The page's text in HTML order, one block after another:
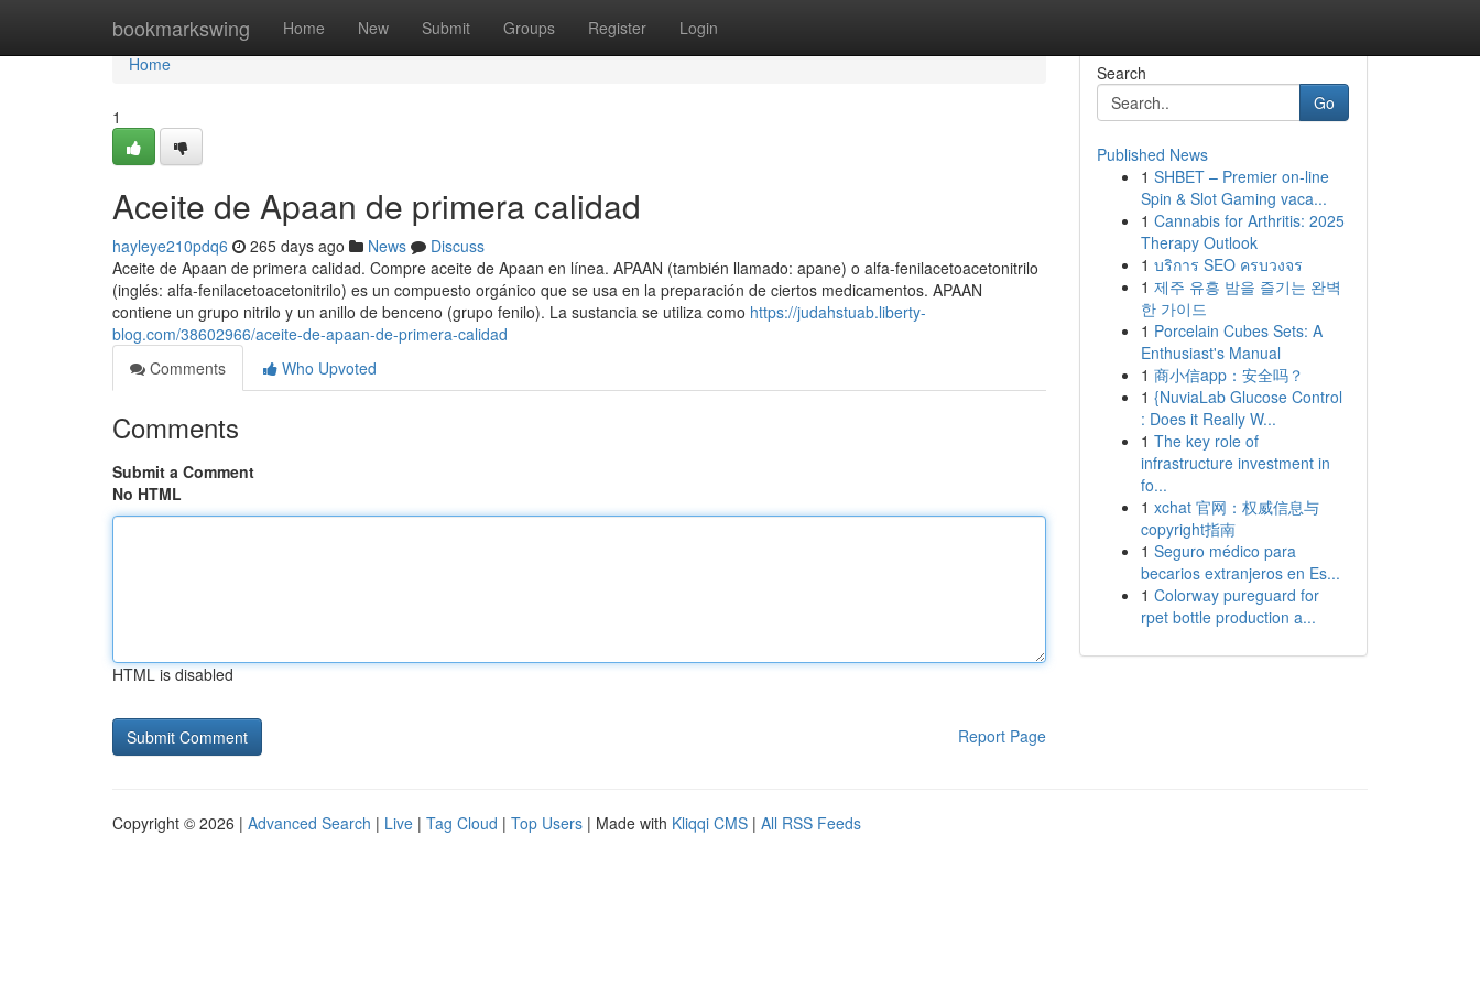
bookmarkswing Home New Submit Groups Register Login
Home
Home
1
Aceite de Apaan de primera calidad
hayleye210pdq6 265 days ago News
Discuss
Aceite de Apaan de primera calidad. Compre aceite de Apaan en línea. APAAN (también llamado: apane) o alfa-fenilacetoacetonitrilo
(inglés: alfa-fenilacetoacetonitrilo) es un compuesto orgánico que se usa en la preparación de ciertos medicamentos. APAAN
contiene un grupo nitrilo y un anillo de benceno (grupo fenilo). La sustancia se utiliza como https://judahstuab.liberty-
blog.com/38602966/aceite-de-apaan-de-primera-calidad
Comments
Who Upvoted
Comments
Submit a Comment
No HTML
HTML is disabled
Report Page
Search
Go
Published News
1 SHBET – Premier on-line
Spin & Slot Gaming vaca...
1 Cannabis for Arthritis: 2025
Therapy Outlook
1 บริการ SEO ครบวงจร
1 제주 유흥 밤을 즐기는 완벽
한 가이드
1 Porcelain Cubes Sets: A
Enthusiast's Manual
1 商小信app：安全吗？
1 {NuviaLab Glucose Control
: Does it Really W...
1 The key role of
infrastructure investment in
fo...
1 xchat 官网：权威信息与
copyright指南
1 Seguro médico para
becarios extranjeros en Es...
1 Colorway pureguard for
rpet bottle production a...
Copyright © 2026 | Advanced Search | Live | Tag Cloud | Top Users | Made with Kliqqi CMS | All RSS Feeds